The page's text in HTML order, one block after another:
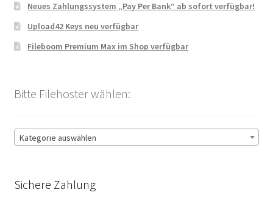
Neues Zahlungssystem „Pay Per Bank“ ab sofort verfügbar!
Upload42 Keys neu verfügbar
Fileboom Premium Max im Shop verfügbar
Bitte Filehoster wählen:
Kategorie auswählen
Sichere Zahlung